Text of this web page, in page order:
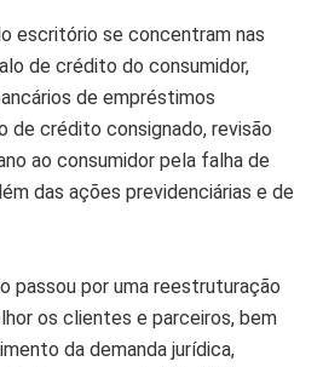
escritório se concentram nas
de crédito do consumidor,
de empréstimos
de crédito consignado, revisão
ao consumidor pela falha de
das ações previdenciárias e de
passou por uma reestruturação
os clientes e parceiros, bem
da demanda jurídica,